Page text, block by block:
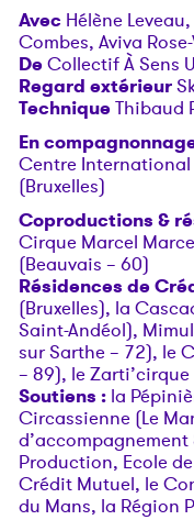
Avec Hélène
Combes, Aviva
DeCollectif À Sens
Regard extérieur
TechniqueThibaud
En
Centre
(Bruxelles)
Coproductions &
Cirque Marcel
(Beauvais – 60)
Résidences de
(Bruxelles), la
Saint-Andéol),
sur Sarthe – 72), le
– 89), le Zarti’cirque
Soutiens :la
Circassienne (Le
Production, Ecole
Crédit Mutuel, le
du Mans, la Région